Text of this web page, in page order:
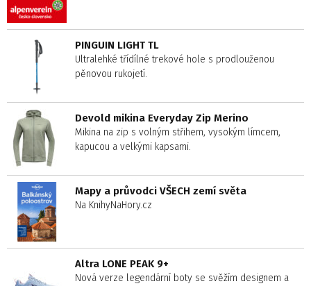
PINGUIN LIGHT TL
Ultralehké třídílné trekové hole s prodlouženou
pěnovou rukojetí.
Devold mikina Everyday Zip Merino
Mikina na zip s volným střihem, vysokým límcem,
kapucou a velkými kapsami.
Mapy a průvodci VŠECH zemí světa
Na KnihyNaHory.cz
Altra LONE PEAK 9+
Nová verze legendární boty se svěžím designem a